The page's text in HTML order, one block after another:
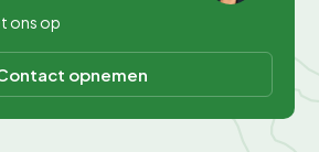
ons op
opnemen